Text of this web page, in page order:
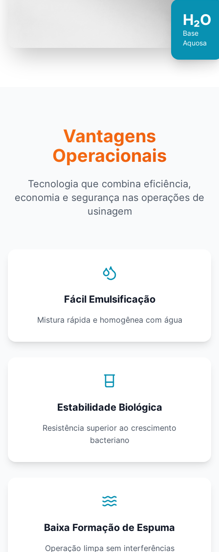
H₂O
Base
Aquosa
Vantagens
Operacionais
Tecnologia que combina eficiência,
economia e segurança nas operações de
usinagem
Fácil Emulsificação
Mistura rápida e homogênea com água
Estabilidade Biológica
Resistência superior ao crescimento
bacteriano
Baixa Formação de Espuma
Operação limpa sem interferências